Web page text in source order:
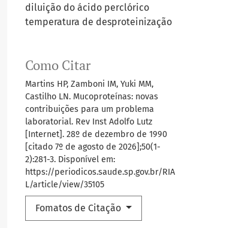
diluição do ácido perclórico
temperatura de desproteinização
Como Citar
Martins HP, Zamboni IM, Yuki MM,
Castilho LN. Mucoproteínas: novas
contribuições para um problema
laboratorial. Rev Inst Adolfo Lutz
[Internet]. 28º de dezembro de 1990
[citado 7º de agosto de 2026];50(1-
2):281-3. Disponível em:
https://periodicos.saude.sp.gov.br/RIA
L/article/view/35105
Fomatos de Citação